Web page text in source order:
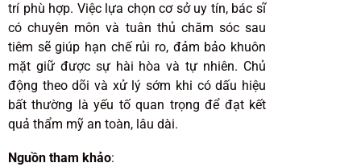
trí phù hợp. Việc lựa chọn cơ sở uy tín, bác sĩ
có chuyên môn và tuân thủ chăm sóc sau
tiêm sẽ giúp hạn chế rủi ro, đảm bảo khuôn
mặt giữ được sự hài hòa và tự nhiên. Chủ
động theo dõi và xử lý sớm khi có dấu hiệu
bất thường là yếu tố quan trọng để đạt kết
quả thẩm mỹ an toàn, lâu dài.
Nguồn tham khảo: